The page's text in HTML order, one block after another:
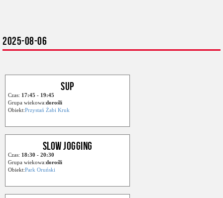
2025-08-06
SUP
Czas: 17:45 - 19:45
Grupa wiekowa:dorośli
Obiekt:Przystań Żabi Kruk
SLOW JOGGING
Czas: 18:30 - 20:30
Grupa wiekowa:dorośli
Obiekt:Park Oruński